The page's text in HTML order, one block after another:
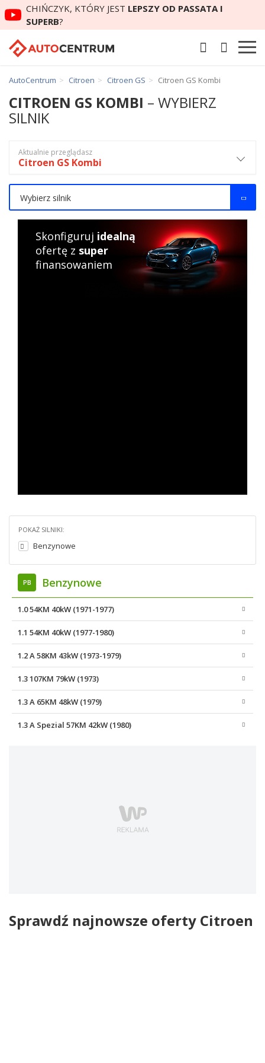
CHIŃCZYK, KTÓRY JEST LEPSZY OD PASSATA I
SUPERB?
AutoCentrum Citroen Citroen GS Citroen GS Kombi
POKAŻ SILNIKI:
Benzynowe
PB Benzynowe
1.0 54KM 40kW (1971-1977)
1.1 54KM 40kW (1977-1980)
1.2 A 58KM 43kW (1973-1979)
1.3 107KM 79kW (1973)
1.3 A 65KM 48kW (1979)
1.3 A Spezial 57KM 42kW (1980)
Sprawdź najnowsze oferty Citroen
CITROEN GS KOMBI – WYBIERZ
SILNIK
Aktualnie przeglądasz
Citroen GS Kombi
Wybierz silnik
Skonfiguruj idealną
ofertę z super
finansowaniem